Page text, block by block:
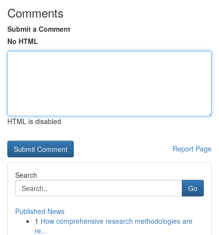
Comments
Submit a Comment
No HTML
HTML is disabled
Report Page
Search
Go
Published News
1 How comprehensive research methodologies are
re...